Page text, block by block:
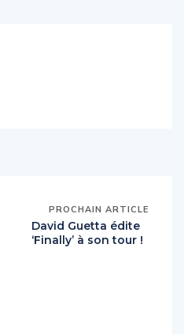
PROCHAIN ARTICLE
David Guetta édite